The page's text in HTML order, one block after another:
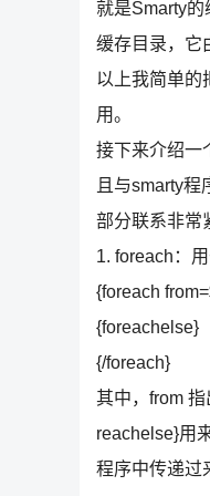
就是Smarty的
缓存目录，它
以上我简单的
用。
接下来介绍一
且与smarty程
部分联系非常
1. foreach：
{foreach
{foreachelse}
{/foreach}
其中，from
reachelse}用
程序中传递过